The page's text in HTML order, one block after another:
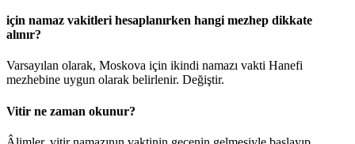
için namaz vakitleri hesaplanırken hangi mezhep dikkate
alınır?
Varsayılan olarak, Moskova için ikindi namazı vakti Hanefi
mezhebine uygun olarak belirlenir. Değiştir.
Vitir ne zaman okunur?